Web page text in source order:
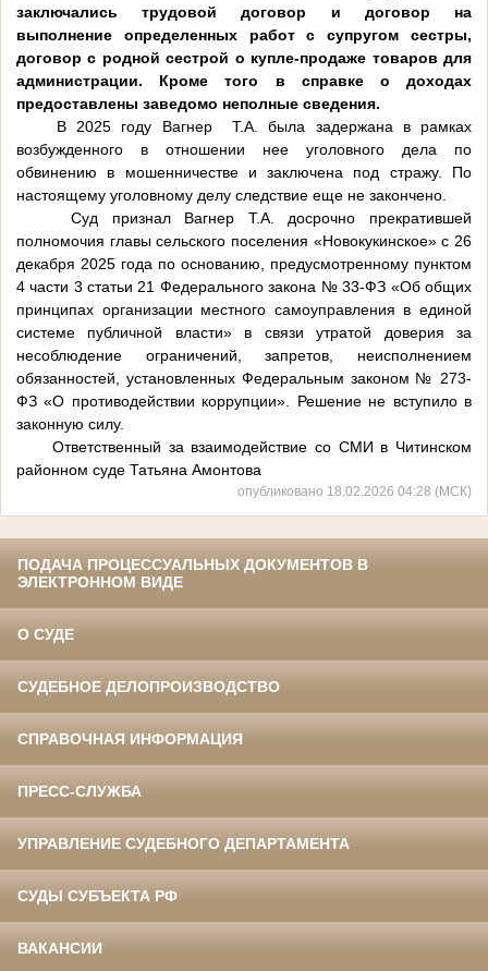
заключались трудовой договор и договор на
выполнение определенных работ с супругом сестры,
договор с родной сестрой о купле-продаже товаров для
администрации. Кроме того в справке о доходах
предоставлены заведомо неполные сведения.
В 2025 году Вагнер Т.А. была задержана в рамках
возбужденного в отношении нее уголовного дела по
обвинению в мошенничестве и заключена под стражу. По
настоящему уголовному делу следствие еще не закончено.
Суд признал Вагнер Т.А. досрочно прекратившей
полномочия главы сельского поселения «Новокукинское» с 26
декабря 2025 года по основанию, предусмотренному пунктом
4 части 3 статьи 21 Федерального закона № 33-ФЗ «Об общих
принципах организации местного самоуправления в единой
системе публичной власти» в связи утратой доверия за
несоблюдение ограничений, запретов, неисполнением
обязанностей, установленных Федеральным законом № 273-
ФЗ «О противодействии коррупции». Решение не вступило в
законную силу.
Ответственный за взаимодействие со СМИ в Читинском
районном суде Татьяна Амонтова
опубликовано 18.02.2026 04:28 (МСК)
ПОДАЧА ПРОЦЕССУАЛЬНЫХ ДОКУМЕНТОВ В
ЭЛЕКТРОННОМ ВИДЕ
О СУДЕ
СУДЕБНОЕ ДЕЛОПРОИЗВОДСТВО
СПРАВОЧНАЯ ИНФОРМАЦИЯ
ПРЕСС-СЛУЖБА
УПРАВЛЕНИЕ СУДЕБНОГО ДЕПАРТАМЕНТА
СУДЫ СУБЪЕКТА РФ
ВАКАНСИИ